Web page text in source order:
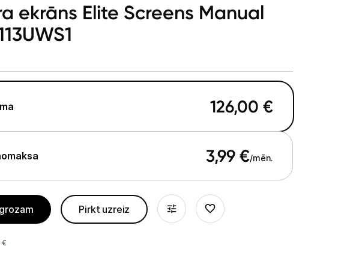
ekrāns Elite Screens Manual
126,00 €
3,99 €/mēn.
Pirkt uzreiz
€